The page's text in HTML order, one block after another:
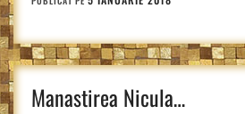
Manastirea Nicula…